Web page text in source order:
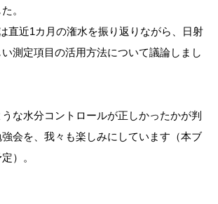
。
直近1カ月の潅水を振り返りながら、日射
測定項目の活用方法について議論しまし
な水分コントロールが正しかったかが判
会を、我々も楽しみにしています（本ブ
）。